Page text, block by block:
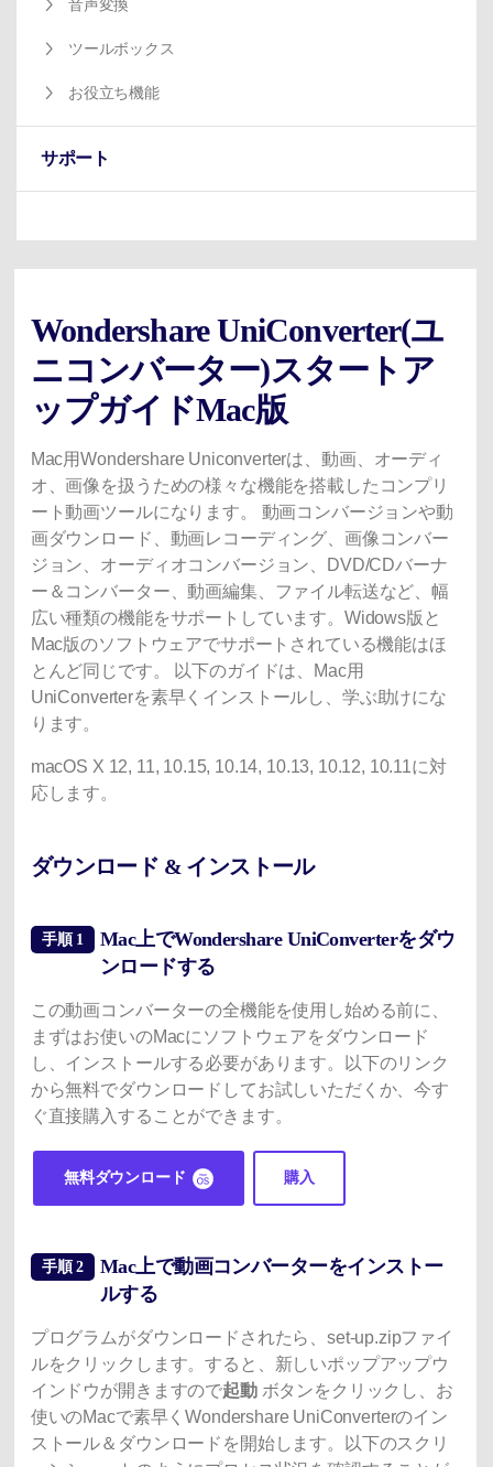
音声変換
ツールボックス
お役立ち機能
サポート
Wondershare UniConverter(ユ
ニコンバーター)スタートア
ップガイドMac版
Mac用Wondershare Uniconverterは、動画、オーディ
オ、画像を扱うための様々な機能を搭載したコンプリ
ート動画ツールになります。 動画コンバージョンや動
画ダウンロード、動画レコーディング、画像コンバー
ジョン、オーディオコンバージョン、DVD/CDバーナ
ー＆コンバーター、動画編集、ファイル転送など、幅
広い種類の機能をサポートしています。Widows版と
Mac版のソフトウェアでサポートされている機能はほ
とんど同じです。 以下のガイドは、Mac用
UniConverterを素早くインストールし、学ぶ助けにな
ります。
macOS X 12, 11, 10.15, 10.14, 10.13, 10.12, 10.11に対
応します。
ダウンロード & インストール
手順 1
Mac上でWondershare UniConverterをダウ
ンロードする
この動画コンバーターの全機能を使用し始める前に、
まずはお使いのMacにソフトウェアをダウンロード
し、インストールする必要があります。以下のリンク
から無料でダウンロードしてお試しいただくか、今す
ぐ直接購入することができます。
無料ダウンロード 購入
手順 2
Mac上で動画コンバーターをインストー
ルする
プログラムがダウンロードされたら、set-up.zipファイ
ルをクリックします。すると、新しいポップアップウ
インドウが開きますので起動ボタンをクリックし、お
使いのMacで素早くWondershare UniConverterのイン
ストール＆ダウンロードを開始します。以下のスクリ